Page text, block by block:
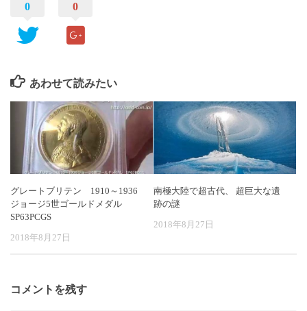
0 0
あわせて読みたい
グレートブリテン 1910～1936
ジョージ5世ゴールドメダル
SP63PCGS
2018年8月27日
南極大陸で超古代、 超巨大な遺
跡の謎
2018年8月27日
コメントを残す